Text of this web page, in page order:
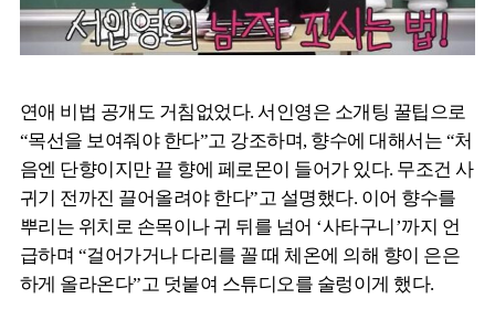
연애 비법 공개도 거침없었다. 서인영은 소개팅 꿀팁으로
“목선을 보여줘야 한다”고 강조하며, 향수에 대해서는 “처
음엔 단향이지만 끝 향에 페로몬이 들어가 있다. 무조건 사
귀기 전까진 끌어올려야 한다”고 설명했다. 이어 향수를
뿌리는 위치로 손목이나 귀 뒤를 넘어 ‘사타구니’까지 언
급하며 “걸어가거나 다리를 꼴 때 체온에 의해 향이 은은
하게 올라온다”고 덧붙여 스튜디오를 술렁이게 했다.